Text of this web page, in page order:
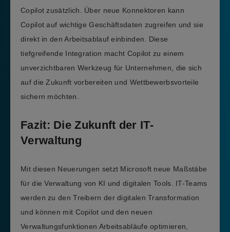
Copilot zusätzlich. Über neue Konnektoren kann
Copilot auf wichtige Geschäftsdaten zugreifen und sie
direkt in den Arbeitsablauf einbinden. Diese
tiefgreifende Integration macht Copilot zu einem
unverzichtbaren Werkzeug für Unternehmen, die sich
auf die Zukunft vorbereiten und Wettbewerbsvorteile
sichern möchten.
Fazit: Die Zukunft der IT-
Verwaltung
Mit diesen Neuerungen setzt Microsoft neue Maßstäbe
für die Verwaltung von KI und digitalen Tools. IT-Teams
werden zu den Treibern der digitalen Transformation
und können mit Copilot und den neuen
Verwaltungsfunktionen Arbeitsabläufe optimieren,